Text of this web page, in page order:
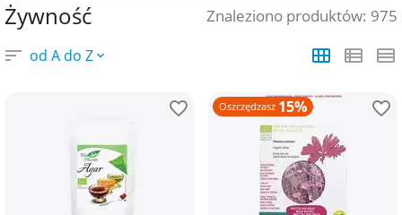
Żywność Znaleziono produktów: 975
od A do Z
Oszczędzasz 15%